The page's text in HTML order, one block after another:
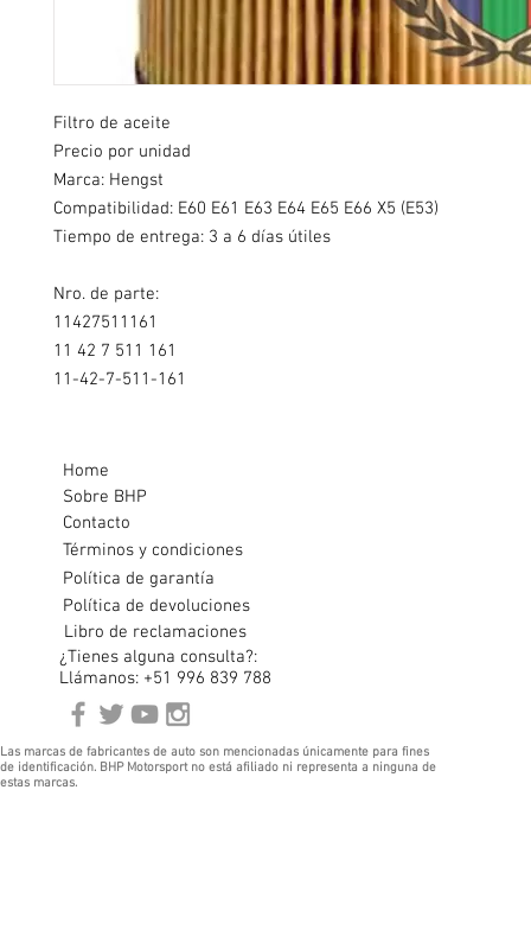
Filtro de aceite
Precio por unidad
Marca: Hengst
Compatibilidad: E60 E61 E63 E64 E65 E66 X5 (E53)
Tiempo de entrega: 3 a 6 días útiles
Nro. de parte:
11427511161
11 42 7 511 161
11-42-7-511-161
Home
Sobre BHP
Contacto
Términos y condiciones
Política de garantía
Política de devoluciones
Libro de reclamaciones
¿Tienes alguna consulta?:
Llámanos: +51 996 839 788
Las marcas de fabricantes de auto son mencionadas únicamente para fines
de identificación. BHP Motorsport no está afiliado ni representa a ninguna de
estas marcas.